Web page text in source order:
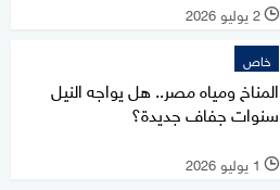
l 2 يوليو 2026
خاص
المناخ ومياه مصر.. هل يواجه النيل
سنوات جفاف جديدة؟
l 1 يوليو 2026